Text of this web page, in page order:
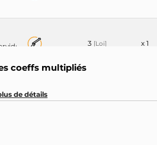
et sangliers 3 [Loi] x 1
restauration collective (amt 3486, Loi
coeffs multipliés
de détails